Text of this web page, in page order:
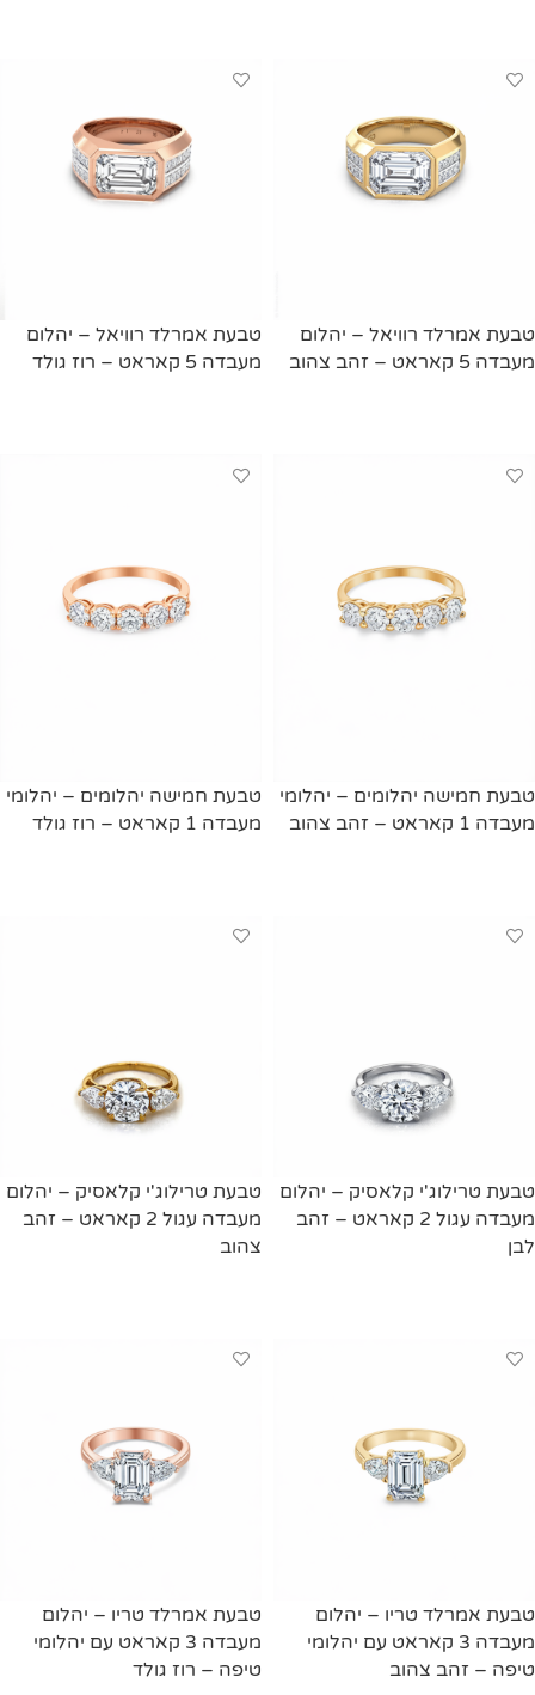
טבעת אמרלד רוויאל – יהלום
מעבדה 5 קאראט – זהב צהוב
טבעת אמרלד רוויאל – יהלום
מעבדה 5 קאראט – רוז גולד
טבעת חמישה יהלומים – יהלומי
מעבדה 1 קאראט – זהב צהוב
טבעת חמישה יהלומים – יהלומי
מעבדה 1 קאראט – רוז גולד
טבעת טרילוג'י קלאסיק – יהלום
מעבדה עגול 2 קאראט – זהב
לבן
טבעת טרילוג'י קלאסיק – יהלום
מעבדה עגול 2 קאראט – זהב
צהוב
טבעת אמרלד טריו – יהלום
מעבדה 3 קאראט עם יהלומי
טיפה – זהב צהוב
טבעת אמרלד טריו – יהלום
מעבדה 3 קאראט עם יהלומי
טיפה – רוז גולד